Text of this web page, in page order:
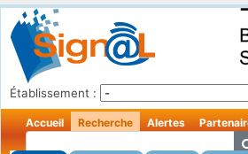
Établissement :
Accueil Recherche Alertes